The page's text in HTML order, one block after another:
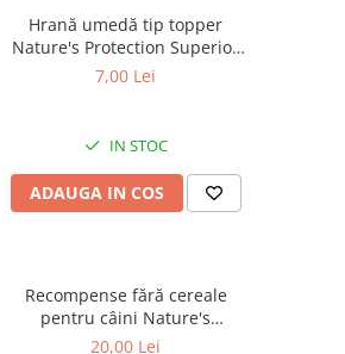
Hrană umedă tip topper
Nature's Protection Superior
Care cu Ton pentru câini
ochilor, 70g
7,00 Lei
IN STOC
ADAUGA IN COS
Recompense fără cereale
pentru câini Nature's
Protection Superior Care
20,00 Lei